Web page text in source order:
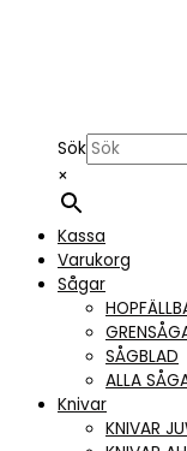
Sök
×
Kassa
Varukorg
Sågar
SÅGBLAD
ALLA
Knivar
KNIVAR